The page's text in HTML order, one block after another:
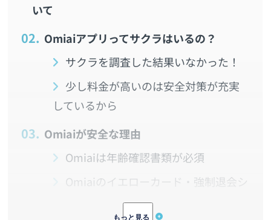
いて
2. Omiaiアプリってサクラはいるの？
サクラを調査した結果いなかった！
少し料金が高いのは安全対策が充実
しているから
3. Omiaiが安全な理由
Omiaiは年齢確認書類が必須
Omiaiのイエローカード・強制退会シ